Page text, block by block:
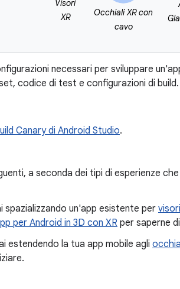
Visori
XR
Occhiali XR con
cavo
necessari per sviluppare
codice di test e configurazioni di build.
Canary di Android Studio.
a seconda dei tipi di esperienze
spazializzando un'app esistente per
per Android in 3D con XR per saperne
estendendo la tua app mobile agli